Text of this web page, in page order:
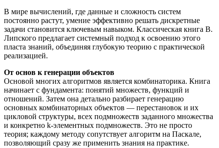
В мире вычислений, где данные и сложность систем
постоянно растут, умение эффективно решать дискретные
задачи становится ключевым навыком. Классическая книга В.
Липского предлагает системный подход к освоению этого
пласта знаний, объединяя глубокую теорию с практической
реализацией.
От основ к генерации объектов
Основой многих алгоритмов является комбинаторика. Книга
начинает с фундамента: понятий множеств, функций и
отношений. Затем она детально разбирает генерацию
основных комбинаторных объектов — перестановок и их
цикловой структуры, всех подмножеств заданного множества
и конкретно k-элементных подмножеств. Это не просто
теория; каждому методу сопутствует алгоритм на Паскале,
позволяющий сразу же применить знания на практике.